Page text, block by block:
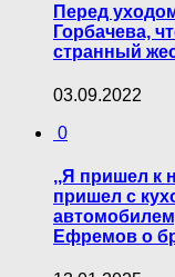
Перед
Горбачева,
странный
03.09.2022
0
,,Я пришел к
пришел с
Ефремов о